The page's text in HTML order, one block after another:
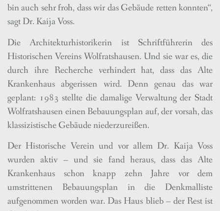
bin auch sehr froh, dass wir das Gebäude retten konnten“,
sagtDr. Kaija Voss.
Die Architekturhistorikerin ist Schriftführerin des
Historischen Vereins Wolfratshausen. Und sie war es, die
durch ihre Recherche verhindert hat, dass das Alte
Krankenhaus abgerissen wird. Denn genau das war
geplant: 1983 stellte die damalige Verwaltung der Stadt
Wolfratshausen einen Bebauungsplan auf, der vorsah, das
klassizistische Gebäude niederzureißen.
Der Historische Verein und vor allem Dr. Kaija Voss
wurden aktiv – und sie fand heraus, dass das Alte
Krankenhaus schon knapp zehn Jahre vor dem
umstrittenen Bebauungsplan in die Denkmalliste
aufgenommen worden war. Das Haus blieb – der Rest ist